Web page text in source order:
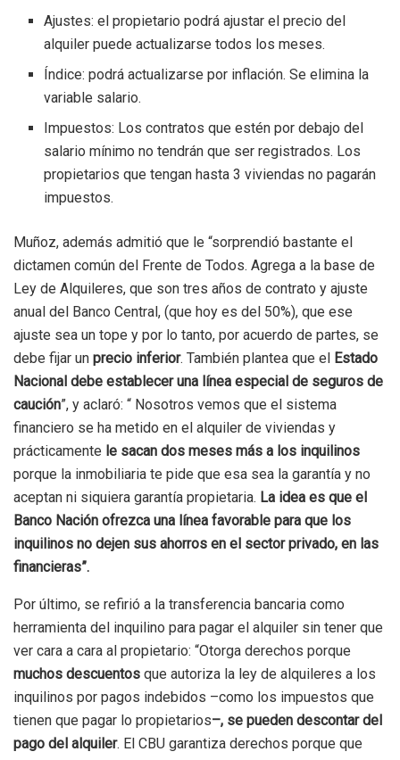
Ajustes: el propietario podrá ajustar el precio del
alquiler puede actualizarse todos los meses.
Índice: podrá actualizarse por inflación. Se elimina la
variable salario.
Impuestos: Los contratos que estén por debajo del
salario mínimo no tendrán que ser registrados. Los
propietarios que tengan hasta 3 viviendas no pagarán
impuestos.
Muñoz, además admitió que le “sorprendió bastante el
dictamen común del Frente de Todos. Agrega a la base de
Ley de Alquileres, que son tres años de contrato y ajuste
anual del Banco Central, (que hoy es del 50%), que ese
ajuste sea un tope y por lo tanto, por acuerdo de partes, se
debe fijar un precio inferior. También plantea que el Estado
Nacional debe establecer una línea especial de seguros de
caución”, y aclaró: “ Nosotros vemos que el sistema
financiero se ha metido en el alquiler de viviendas y
prácticamente le sacan dos meses más a los inquilinos
porque la inmobiliaria te pide que esa sea la garantía y no
aceptan ni siquiera garantía propietaria. La idea es que el
Banco Nación ofrezca una línea favorable para que los
inquilinos no dejen sus ahorros en el sector privado, en las
financieras”.
Por último, se refirió a la transferencia bancaria como
herramienta del inquilino para pagar el alquiler sin tener que
ver cara a cara al propietario: “Otorga derechos porque
muchos descuentos que autoriza la ley de alquileres a los
inquilinos por pagos indebidos –como los impuestos que
tienen que pagar lo propietarios–, se pueden descontar del
pago del alquiler. El CBU garantiza derechos porque que